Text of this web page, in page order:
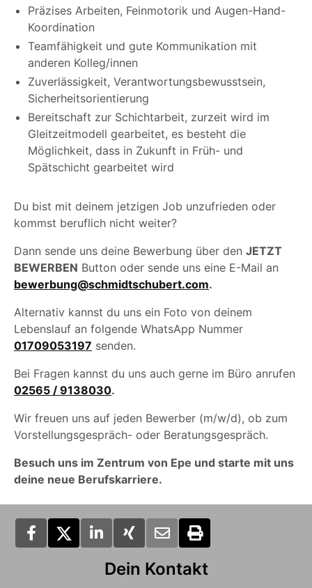
Präzises Arbeiten, Feinmotorik und Augen-Hand-
Koordination
Teamfähigkeit und gute Kommunikation mit
anderen Kolleg/innen
Zuverlässigkeit, Verantwortungsbewusstsein,
Sicherheitsorientierung
Bereitschaft zur Schichtarbeit, zurzeit wird im
Gleitzeitmodell gearbeitet, es besteht die
Möglichkeit, dass in Zukunft in Früh- und
Spätschicht gearbeitet wird
Du bist mit deinem jetzigen Job unzufrieden oder
kommst beruflich nicht weiter?
Dann sende uns deine Bewerbung über den JETZT
BEWERBEN Button oder sende uns eine E-Mail an
bewerbung@schmidtschubert.com.
Alternativ kannst du uns ein Foto von deinem
Lebenslauf an folgende WhatsApp Nummer
01709053197 senden.
Bei Fragen kannst du uns auch gerne im Büro anrufen
02565 / 9138030.
Wir freuen uns auf jeden Bewerber (m/w/d), ob zum
Vorstellungsgespräch- oder Beratungsgespräch.
Besuch uns im Zentrum von Epe und starte mit uns
deine neue Berufskarriere.
Dein Kontakt